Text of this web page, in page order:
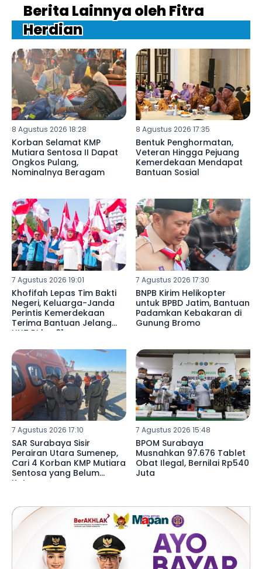
Berita Lainnya oleh Fitra
Herdian
8 Agustus 2026 18:28
Korban Selamat KMP
Mutiara Sentosa II Dapat
Ongkos Pulang,
Nominalnya Beragam
8 Agustus 2026 17:35
Bentuk Penghormatan,
Veteran Hingga Pejuang
Kemerdekaan Mendapat
Bantuan Sosial
7 Agustus 2026 19:01
Khofifah Lepas Tim Bakti
Negeri, Keluarga-Janda
Perintis Kemerdekaan
Terima Bantuan Jelang
HUT RI ke-81
7 Agustus 2026 17:30
BNPB Kirim Helikopter
untuk BPBD Jatim, Bantuan
Padamkan Kebakaran di
Gunung Bromo
7 Agustus 2026 17:10
SAR Surabaya Sisir
Perairan Utara Sumenep,
Cari 4 Korban KMP Mutiara
Sentosa yang Belum
Ketemu
7 Agustus 2026 15:48
BPOM Surabaya
Musnahkan 97.676 Tablet
Obat Ilegal, Bernilai Rp540
Juta